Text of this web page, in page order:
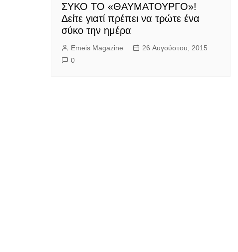
ΣΥΚΟ ΤΟ «ΘΑΥΜΑΤΟΥΡΓΟ»!
Δείτε γιατί πρέπει να τρώτε ένα
σύκο την ημέρα
Emeis Magazine
26 Αυγούστου, 2015
0